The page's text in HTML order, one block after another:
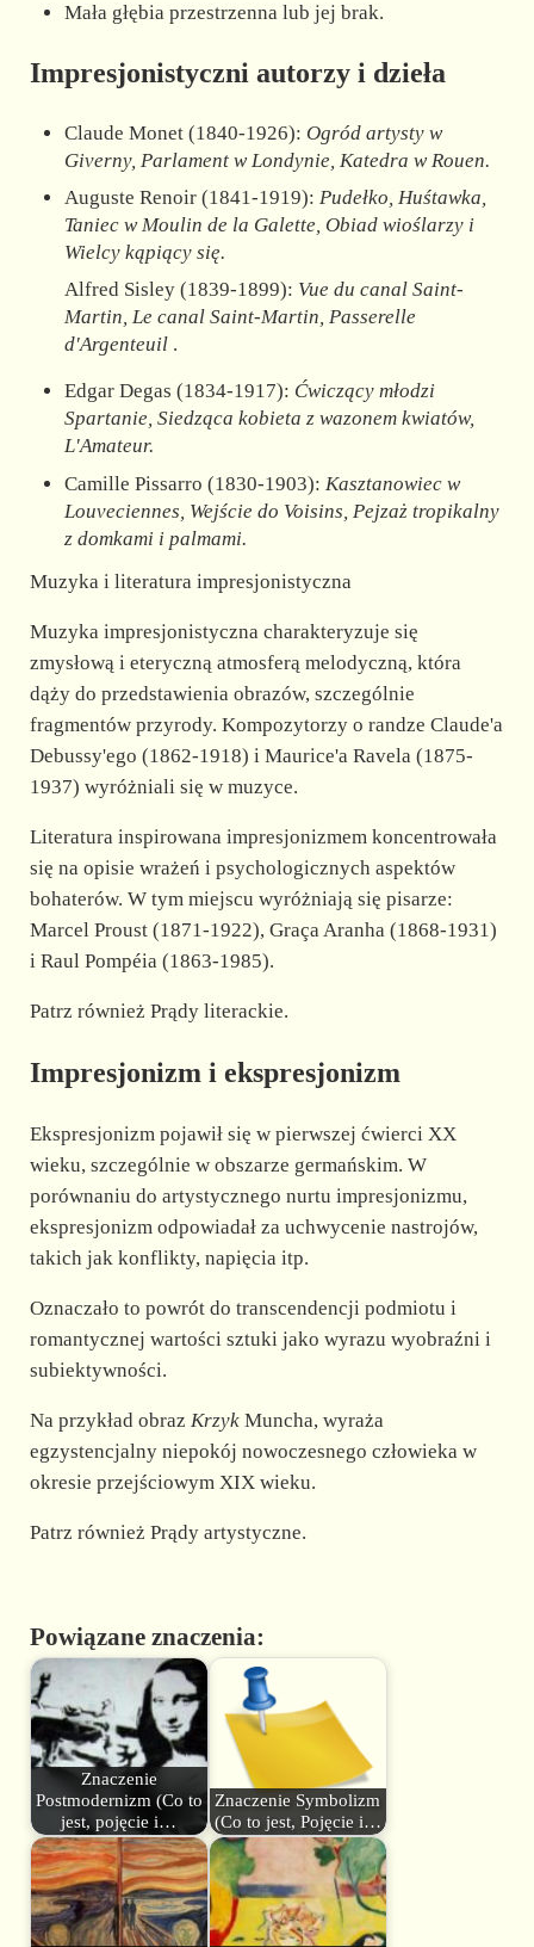
Mała głębia przestrzenna lub jej brak.
Impresjonistyczni autorzy i dzieła
Claude Monet (1840-1926): Ogród artysty w
Giverny, Parlament w Londynie, Katedra w Rouen.
Auguste Renoir (1841-1919):Pudełko, Huśtawka,
Taniec w Moulin de la Galette, Obiad wioślarzy i
Wielcy kąpiący się.
Alfred Sisley (1839-1899): Vue du canal Saint-
Martin, Le canal Saint-Martin, Passerelle
d'Argenteuil .
Edgar Degas (1834-1917): Ćwiczący młodzi
Spartanie, Siedząca kobieta z wazonem kwiatów,
L'Amateur.
Camille Pissarro (1830-1903): Kasztanowiec w
Louveciennes, Wejście do Voisins, Pejzaż tropikalny
z domkami i palmami.
Muzyka i literatura impresjonistyczna
Muzyka impresjonistyczna charakteryzuje się
zmysłową i eteryczną atmosferą melodyczną, która
dąży do przedstawienia obrazów, szczególnie
fragmentów przyrody. Kompozytorzy o randze Claude'a
Debussy'ego (1862-1918) i Maurice'a Ravela (1875-
1937) wyróżniali się w muzyce.
Literatura inspirowana impresjonizmem koncentrowała
się na opisie wrażeń i psychologicznych aspektów
bohaterów. W tym miejscu wyróżniają się pisarze:
Marcel Proust (1871-1922), Graça Aranha (1868-1931)
i Raul Pompéia (1863-1985).
Patrz również Prądy literackie.
Impresjonizm i ekspresjonizm
Ekspresjonizm pojawił się w pierwszej ćwierci XX
wieku, szczególnie w obszarze germańskim. W
porównaniu do artystycznego nurtu impresjonizmu,
ekspresjonizm odpowiadał za uchwycenie nastrojów,
takich jak konflikty, napięcia itp.
Oznaczało to powrót do transcendencji podmiotu i
romantycznej wartości sztuki jako wyrazu wyobraźni i
subiektywności.
Na przykład obraz KrzykMuncha, wyraża
egzystencjalny niepokój nowoczesnego człowieka w
okresie przejściowym XIX wieku.
Patrz również Prądy artystyczne.
Powiązane znaczenia:
Znaczenie
Postmodernizm (Co to
jest, pojęcie i…
Znaczenie Symbolizm
(Co to jest, Pojęcie i…